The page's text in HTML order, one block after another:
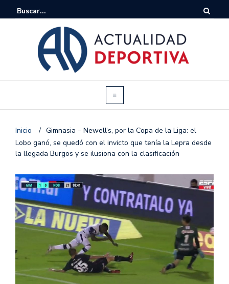
Inicio / Gimnasia – Newell’s, por la Copa de la Liga: el
Lobo ganó, se quedó con el invicto que tenía la Lepra desde
la llegada Burgos y se ilusiona con la clasificación